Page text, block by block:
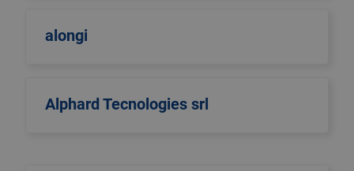
alongi
Alphard Tecnologies srl